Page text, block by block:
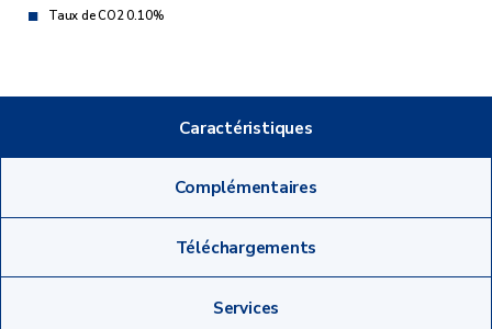
Taux de CO2 0.10%
Caractéristiques
Complémentaires
Téléchargements
Services